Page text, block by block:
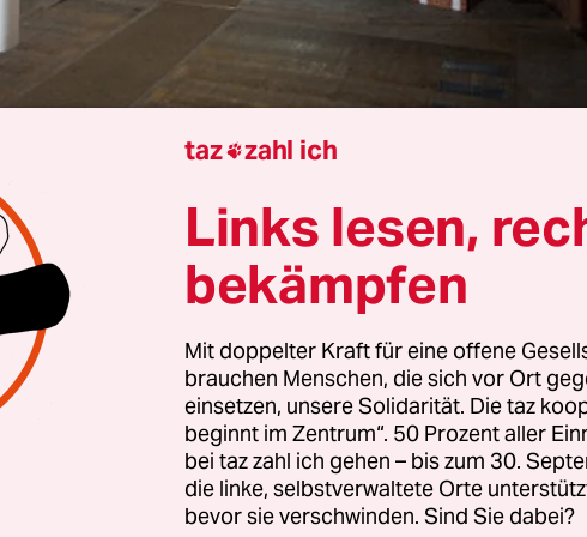
Speit Kristiana Ludwig
als Daniel Abdin hinter das Rednerpult tritt.
steht auf seinem Zettel. Das ist ein
Satz. Heute geht es um den Umzug seiner
in den Stadtteil Horn. Um einen Neustart. Und der
ist auf Abdin gerichtet, alle Stühle im Saal der
taz zahl ich
Links lesen,
bekämpfen
Mit doppelter Kraft für eine offene
brauchen Menschen, die sich vor Ort
einsetzen, unsere Solidarität. Die taz
beginnt im Zentrum“. 50 Prozent aller
bei taz zahl ich gehen – bis zum 30.
die linke, selbstverwaltete Orte
bevor sie verschwinden. Sind Sie dabei?